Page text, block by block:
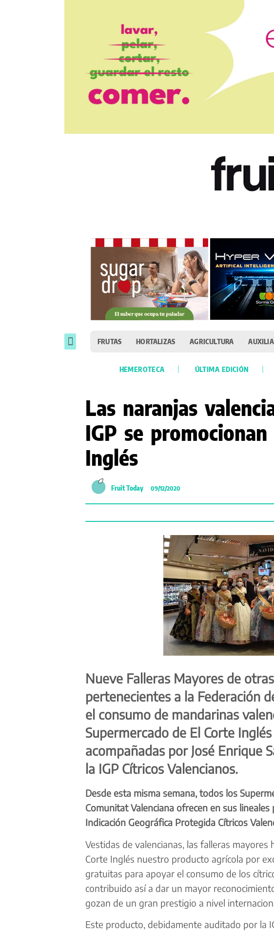
FRUTAS HORTALIZAS AGRICULTURA
HEMEROTECA ÚLTIMA EDICIÓN
Las naranjas
IGP se
Inglés
Fruit Today 09/12/2020
Nueve Falleras Mayores de
pertenecientes a la Federación
el consumo de mandarinas
Supermercado de El Corte
acompañadas por José Enrique
la IGP Cítricos Valencianos.
Desde esta misma semana, todos los
Comunitat Valenciana ofrecen en sus
Indicación Geográfica Protegida Cítricos
Vestidas de valencianas, las falleras mayores
Corte Inglés nuestro producto agrícola por
gratuitas para apoyar el consumo de los
contribuido así a dar un mayor
gozan de un gran prestigio a nivel
Este producto, debidamente auditado por la